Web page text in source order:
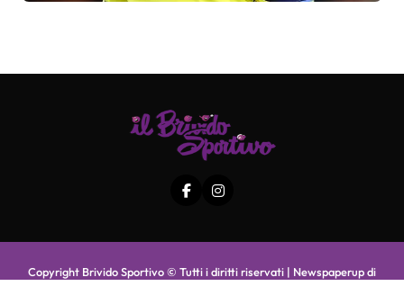
Copyright Brivido Sportivo © Tutti i diritti riservati | Newspaperupdi